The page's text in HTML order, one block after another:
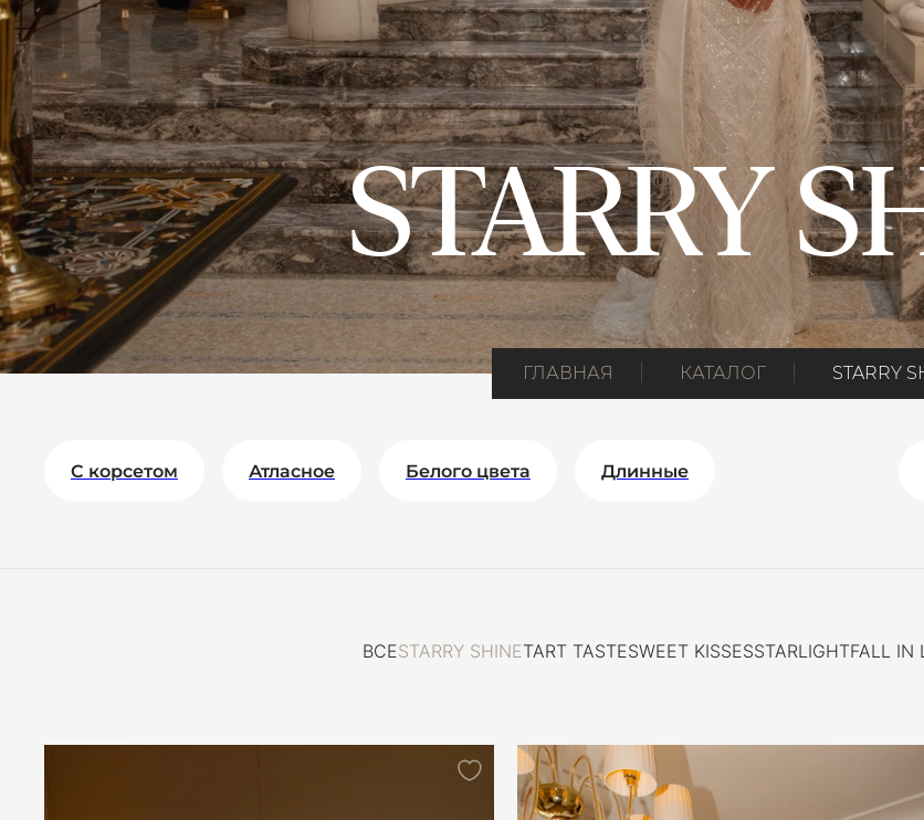
STARRY
ГЛАВНАЯ КАТАЛОГ STARRY
C корсетом Атласное Белого цвета Длинные
ВСЕSTARRY SHINETART TASTESWEET KISSESSTARLIGHTFALL IN